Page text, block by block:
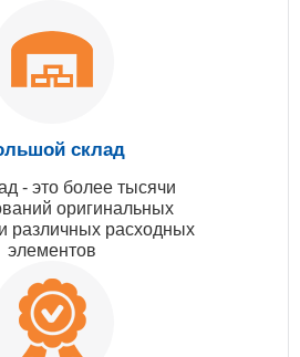
склад
- это более тысячи
оригинальных
различных расходных
элементов